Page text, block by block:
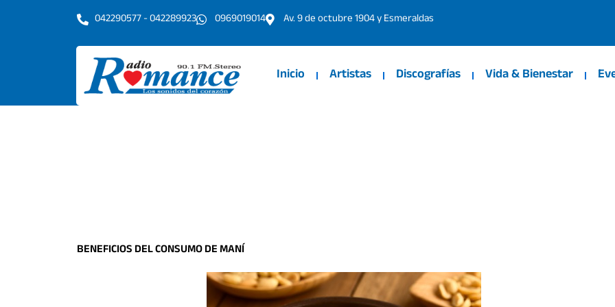
042290577 - 042289923 0969019014 Av. 9 de octubre 1904 y Esmeraldas
Inicio Artistas Discografías Vida & Bienestar
BENEFICIOS DEL CONSUMO DE MANÍ